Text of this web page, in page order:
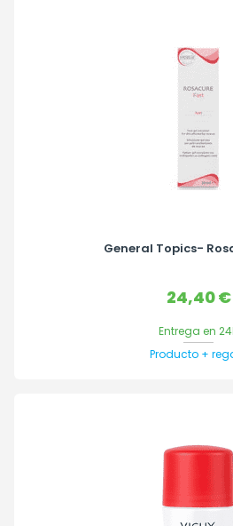
General Topics-
24,40 €
Entrega en
Producto +